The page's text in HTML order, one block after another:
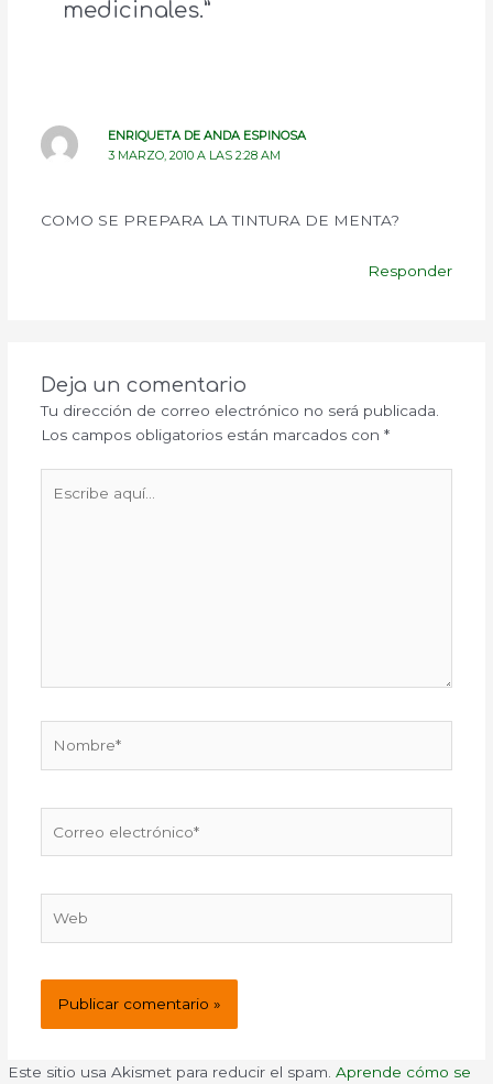
medicinales.”
ENRIQUETA DE ANDA ESPINOSA
3 MARZO, 2010 A LAS 2:28 AM
COMO SE PREPARA LA TINTURA DE MENTA?
Responder
Deja un comentario
Tu dirección de correo electrónico no será publicada.
Los campos obligatorios están marcados con *
aquí...
electrónico*
Este sitio usa Akismet para reducir el spam.Aprende cómo se